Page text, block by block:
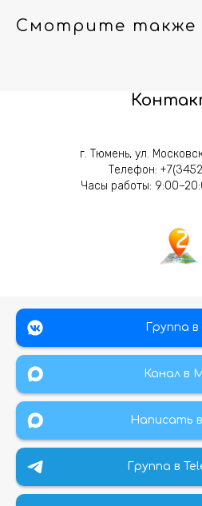
Смотрите также
г. Тюмень, ул.
Телефон:
Часы работы:
Группа в
Канал в
Написать
Группа в